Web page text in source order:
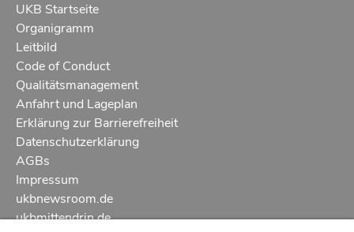
UKB Startseite
Organigramm
Leitbild
Code of Conduct
Qualitätsmanagement
Anfahrt und Lageplan
Erklärung zur Barrierefreiheit
Datenschutzerklärung
AGBs
Impressum
ukbnewsroom.de
ukbmittendrin.de